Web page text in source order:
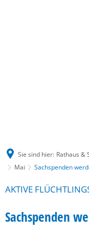
Sie sind hier: Rathaus &
Mai
Sachspenden
AKTIVE
Sachspenden